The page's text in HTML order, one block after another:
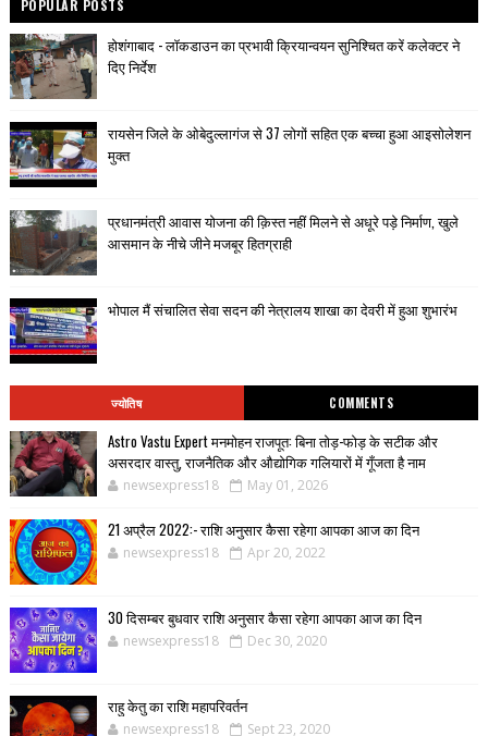
POPULAR POSTS
होशंगाबाद - लॉकडाउन का प्रभावी क्रियान्वयन सुनिश्चित करें कलेक्टर ने
दिए निर्देश
रायसेन जिले के ओबेदुल्लागंज से 37 लोगों सहित एक बच्चा हुआ आइसोलेशन
मुक्त
प्रधानमंत्री आवास योजना की क़िस्त नहीं मिलने से अधूरे पड़े निर्माण, खुले
आसमान के नीचे जीने मजबूर हितग्राही
भोपाल मैं संचालित सेवा सदन की नेत्रालय शाखा का देवरी में हुआ शुभारंभ
ज्योतिष COMMENTS
Astro Vastu Expert मनमोहन राजपूत: बिना तोड़-फोड़ के सटीक और
असरदार वास्तु, राजनैतिक और औद्योगिक गलियारों में गूँजता है नाम
newsexpress18 May 01, 2026
21 अप्रैल 2022:- राशि अनुसार कैसा रहेगा आपका आज का दिन
newsexpress18 Apr 20, 2022
30 दिसम्बर बुधवार राशि अनुसार कैसा रहेगा आपका आज का दिन
newsexpress18 Dec 30, 2020
राहु केतु का राशि महापरिवर्तन
newsexpress18 Sept 23, 2020